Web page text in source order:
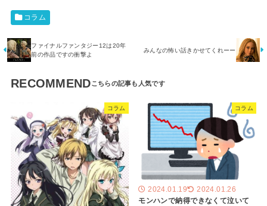
コラム
ファイナルファンタジー12は20年
前の作品ですの衝撃よ
みんなの怖い話きかせてくれーー
RECOMMEND
コラム コラム
2024.01.19 2024.01.26
モンハンで納得できなくて泣いて